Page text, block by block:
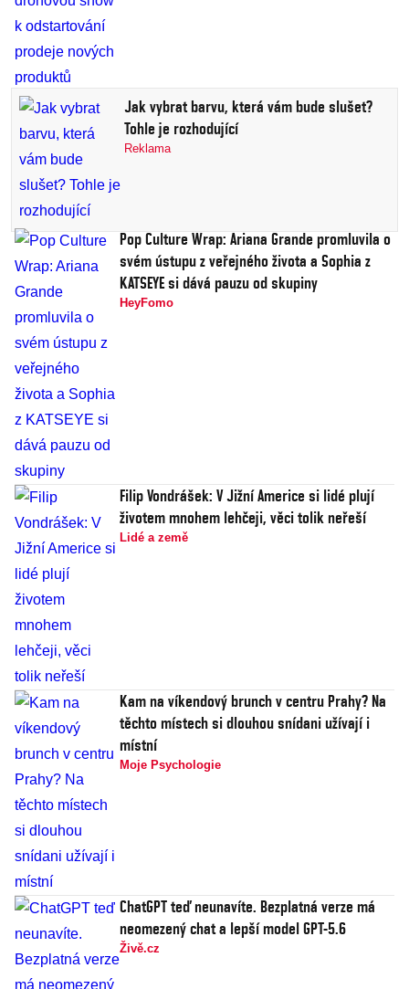
Jak vybrat barvu, která vám bude slušet?
Tohle je rozhodující
Reklama
Pop Culture Wrap: Ariana Grande promluvila o
svém ústupu z veřejného života a Sophia z
KATSEYE si dává pauzu od skupiny
HeyFomo
Filip Vondrášek: V Jižní Americe si lidé plují
životem mnohem lehčeji, věci tolik neřeší
Lidé a země
Kam na víkendový brunch v centru Prahy? Na
těchto místech si dlouhou snídani užívají i
místní
Moje Psychologie
ChatGPT teď neunavíte. Bezplatná verze má
neomezený chat a lepší model GPT-5.6
Živě.cz